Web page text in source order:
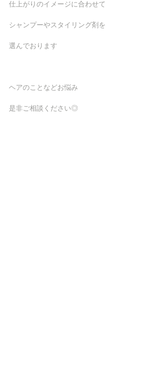
仕上がりのイメージに合わせて
シャンプーやスタイリング剤を
選んでおります
ヘアのことなどお悩み
是非ご相談ください◎